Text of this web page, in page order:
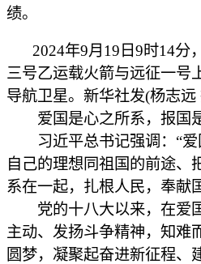
绩。
2024年9月19日9时14分
三号乙运载火箭与远征一号
导航卫星。新华社发(杨志远
爱国是心之所系，报国是
习近平总书记强调：“爱
自己的理想同祖国的前途、
系在一起，扎根人民，奉献
党的十八大以来，在爱
主动、发扬斗争精神，知难
圆梦，凝聚起奋进新征程、